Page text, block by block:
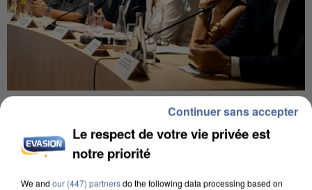
INCENDIES : L’ÎLE-DE-FRANCE LANCE UN ÉLAN
DE SOLIDARITÉ AVEC LES...
Le respect de votre vie privée est
notre priorité
We and our (447) partnersdo the following data processing based on
Continuer sans accepter